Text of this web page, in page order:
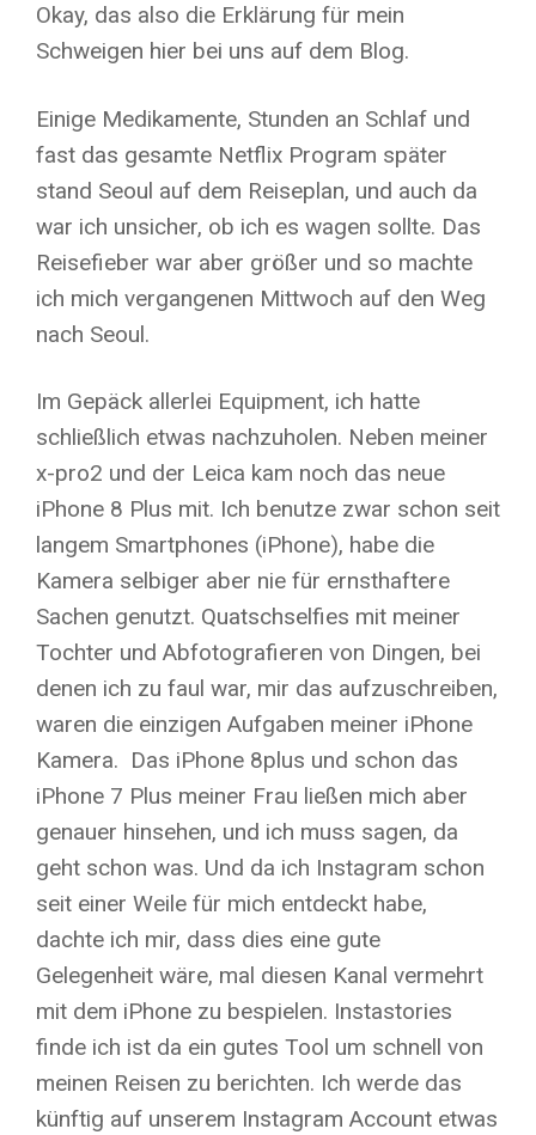
Okay, das also die Erklärung für mein
Schweigen hier bei uns auf dem Blog.
Einige Medikamente, Stunden an Schlaf und
fast das gesamte Netflix Program später
stand Seoul auf dem Reiseplan, und auch da
war ich unsicher, ob ich es wagen sollte. Das
Reisefieber war aber größer und so machte
ich mich vergangenen Mittwoch auf den Weg
nach Seoul.
Im Gepäck allerlei Equipment, ich hatte
schließlich etwas nachzuholen. Neben meiner
x-pro2 und der Leica kam noch das neue
iPhone 8 Plus mit. Ich benutze zwar schon seit
langem Smartphones (iPhone), habe die
Kamera selbiger aber nie für ernsthaftere
Sachen genutzt. Quatschselfies mit meiner
Tochter und Abfotografieren von Dingen, bei
denen ich zu faul war, mir das aufzuschreiben,
waren die einzigen Aufgaben meiner iPhone
Kamera. Das iPhone 8plus und schon das
iPhone 7 Plus meiner Frau ließen mich aber
genauer hinsehen, und ich muss sagen, da
geht schon was. Und da ich Instagram schon
seit einer Weile für mich entdeckt habe,
dachte ich mir, dass dies eine gute
Gelegenheit wäre, mal diesen Kanal vermehrt
mit dem iPhone zu bespielen. Instastories
finde ich ist da ein gutes Tool um schnell von
meinen Reisen zu berichten. Ich werde das
künftig auf unserem Instagram Account etwas